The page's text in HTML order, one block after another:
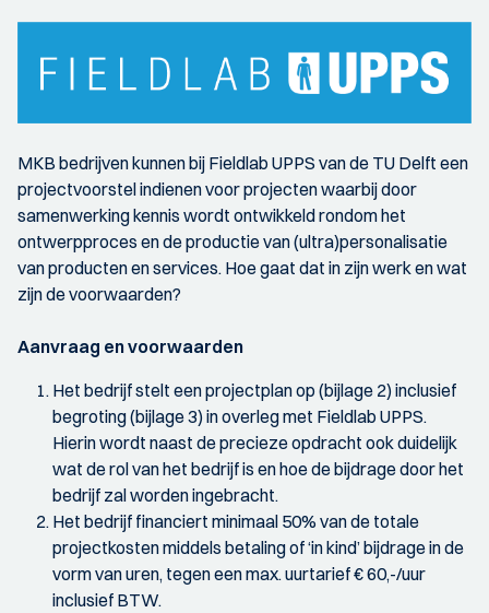
MKB bedrijven kunnen bij Fieldlab UPPS van de TU Delft een
projectvoorstel indienen voor projecten waarbij door
samenwerking kennis wordt ontwikkeld rondom het
ontwerpproces en de productie van (ultra)personalisatie
van producten en services. Hoe gaat dat in zijn werk en wat
zijn de voorwaarden?
Aanvraag en voorwaarden
Het bedrijf stelt een projectplan op (bijlage 2) inclusief
begroting (bijlage 3) in overleg met Fieldlab UPPS.
Hierin wordt naast de precieze opdracht ook duidelijk
wat de rol van het bedrijf is en hoe de bijdrage door het
bedrijf zal worden ingebracht.
Het bedrijf financiert minimaal 50% van de totale
projectkosten middels betaling of ‘in kind’ bijdrage in de
vorm van uren, tegen een max. uurtarief € 60,-/uur
inclusief BTW.